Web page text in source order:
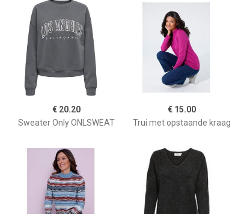
€ 20.20
Sweater Only ONLSWEAT
€ 15.00
Trui met opstaande kraag